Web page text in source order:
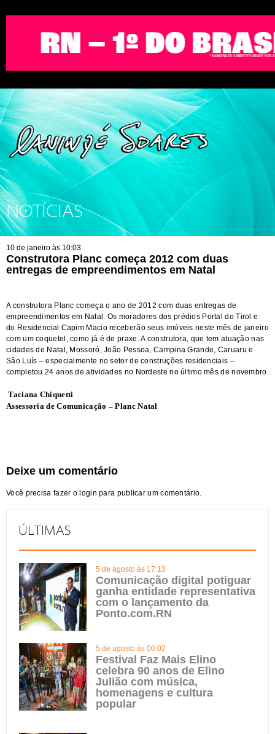
NOTÍCIAS
10 de janeiro às 10:03
Construtora Planc começa 2012 com duas
entregas de empreendimentos em Natal
A construtora Planc começa o ano de 2012 com duas entregas de
empreendimentos em Natal. Os moradores dos prédios Portal do Tirol e
do Residencial Capim Macio receberão seus imóveis neste mês de janeiro
com um coquetel, como já é de praxe. A construtora, que tem atuação nas
cidades de Natal, Mossoró, João Pessoa, Campina Grande, Caruaru e
São Luís – especialmente no setor de construções residenciais –
completou 24 anos de atividades no Nordeste no último mês de novembro.
Taciana Chiquetti
Assessoria de Comunicação – Planc Natal
Deixe um comentário
Você precisa fazer o login para publicar um comentário.
5 de agosto às 17:13
Comunicação digital potiguar
ganha entidade representativa
com o lançamento da
Ponto.com.RN
5 de agosto às 00:02
Festival Faz Mais Elino
celebra 90 anos de Elino
Julião com música,
homenagens e cultura
popular